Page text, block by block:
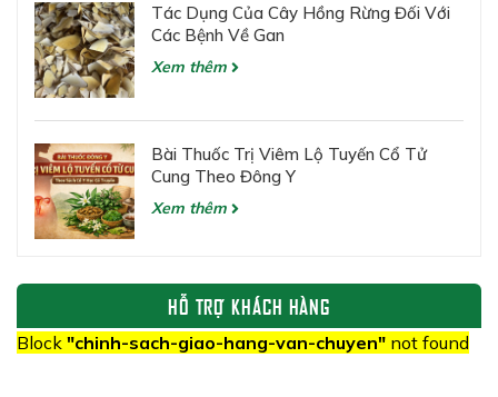
Tác Dụng Của Cây Hồng Rừng Đối Với
Các Bệnh Về Gan
Xem thêm
Bài Thuốc Trị Viêm Lộ Tuyến Cổ Tử
Cung Theo Đông Y
Xem thêm
HỖ TRỢ KHÁCH HÀNG
Block "chinh-sach-giao-hang-van-chuyen" not found